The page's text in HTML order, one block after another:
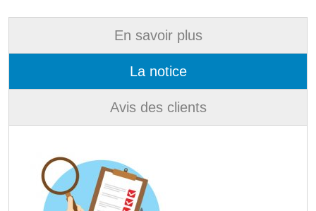
En savoir plus
La notice
Avis des clients